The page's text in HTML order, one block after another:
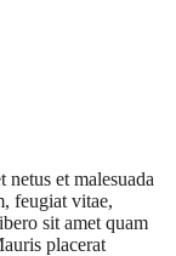
netus et malesuada
feugiat vitae,
sit amet quam
placerat